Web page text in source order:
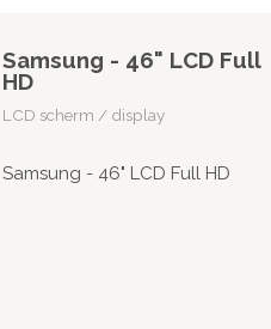
Samsung - 46" LCD Full
HD
LCD scherm / display
Samsung - 46" LCD Full HD